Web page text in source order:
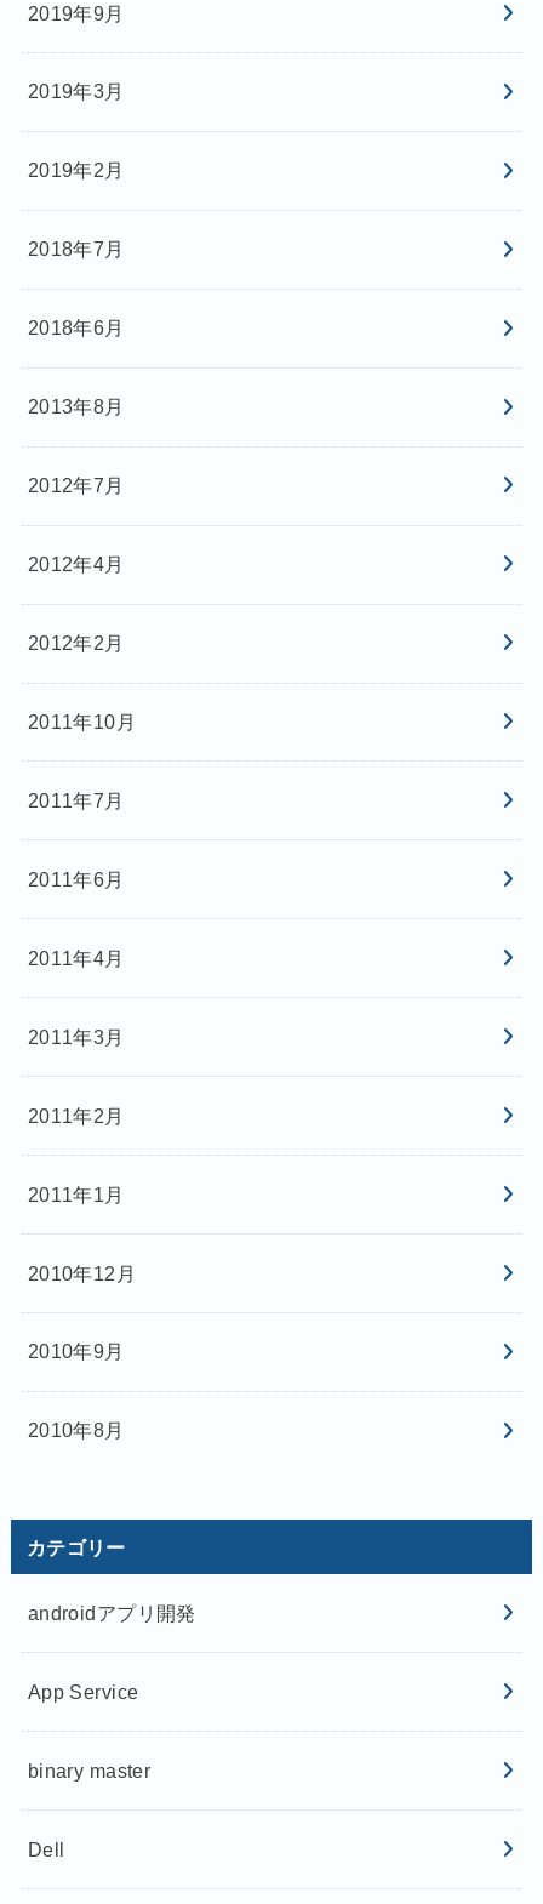
2019年9月
2019年3月
2019年2月
2018年7月
2018年6月
2013年8月
2012年7月
2012年4月
2012年2月
2011年10月
2011年7月
2011年6月
2011年4月
2011年3月
2011年2月
2011年1月
2010年12月
2010年9月
2010年8月
カテゴリー
androidアプリ開発
App Service
binary master
Dell